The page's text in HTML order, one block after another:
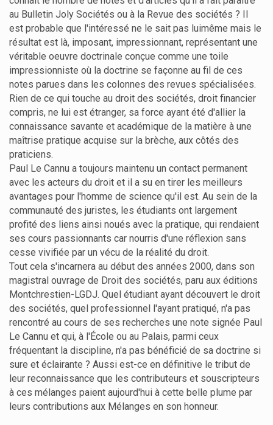
au Bulletin Joly Sociétés ou à la Revue des sociétés ? Il
est probable que l'intéressé ne le sait pas luimême mais le
résultat est là, imposant, impressionnant, représentant une
véritable oeuvre doctrinale conçue comme une toile
impressionniste où la doctrine se façonne au fil de ces
notes parues dans les colonnes des revues spécialisées.
Rien de ce qui touche au droit des sociétés, droit financier
compris, ne lui est étranger, sa force ayant été d'allier la
connaissance savante et académique de la matière à une
maîtrise pratique acquise sur la brèche, aux côtés des
praticiens.
Paul Le Cannu a toujours maintenu un contact permanent
avec les acteurs du droit et il a su en tirer les meilleurs
avantages pour l'homme de science qu'il est. Au sein de la
communauté des juristes, les étudiants ont largement
profité des liens ainsi noués avec la pratique, qui rendaient
ses cours passionnants car nourris d'une réflexion sans
cesse vivifiée par un vécu de la réalité du droit.
Tout cela s'incarnera au début des années 2000, dans son
magistral ouvrage de Droit des sociétés, paru aux éditions
Montchrestien-LGDJ. Quel étudiant ayant découvert le droit
des sociétés, quel professionnel l'ayant pratiqué, n'a pas
rencontré au cours de ses recherches une note signée Paul
Le Cannu et qui, à l'École ou au Palais, parmi ceux
fréquentant la discipline, n'a pas bénéficié de sa doctrine si
sure et éclairante ? Aussi est-ce en définitive le tribut de
leur reconnaissance que les contributeurs et souscripteurs
à ces mélanges paient aujourd'hui à cette belle plume par
leurs contributions aux Mélanges en son honneur.